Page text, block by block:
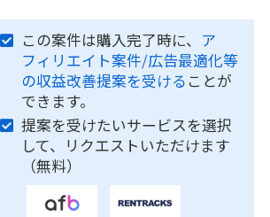
この案件は購入完了時に、 ア
フィリエイト案件/広告最適化等
の収益改善提案を受ける ことが
できます。
提案を受けたいサービスを選択
して、リクエストいただけます
（無料）